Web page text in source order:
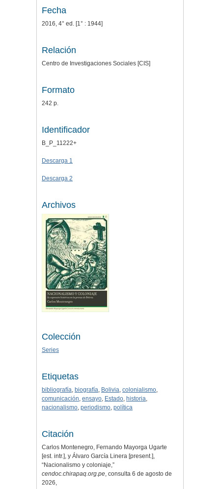
Fecha
2016, 4° ed. [1° : 1944]
Relación
Centro de Investigaciones Sociales [CIS]
Formato
242 p.
Identificador
B_P_11222+
Descarga 1
Descarga 2
Archivos
Colección
Series
Etiquetas
bibliografía, biografía, Bolivia, colonialismo,
comunicación, ensayo, Estado, historia,
nacionalismo, periodismo, política
Citación
Carlos Montenegro, Fernando Mayorga Ugarte
[est. intr.], y Álvaro García Linera [present.],
“Nacionalismo y coloniaje,”
cendoc.chirapaq.org.pe, consulta 6 de agosto de
2026,